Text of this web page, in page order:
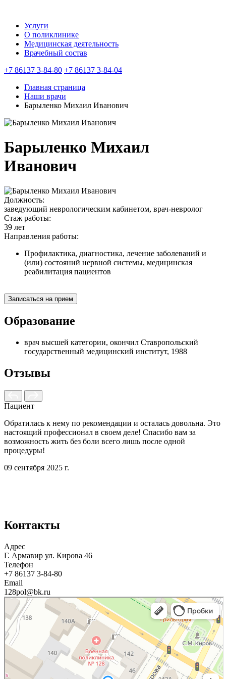
Услуги
О поликлинике
Медицинская деятельность
Врачебный состав
+7 86137 3‑84-80 +7 86137 3‑84-04
Главная страница
Наши врачи
Барыленко Михаил Иванович
Барыленко Михаил
Иванович
Должность:
заведующий неврологическим кабинетом, врач-невролог
Стаж работы:
39 лет
Направления работы:
Профилактика, диагностика, лечение заболеваний и
(или) состояний нервной системы, медицинская
реабилитация пациентов
Записаться на прием
Образование
врач высшей категории, окончил Ставропольский
государственный медицинский институт, 1988
Отзывы
Пациент
Обратилась к нему по рекомендации и осталась довольна. Это
настоящий профессионал в своем деле! Спасибо вам за
возможность жить без боли всего лишь после одной
процедуры!
09 сентября 2025 г.
Контакты
Адрес
Г. Армавир ул. Кирова 46
Телефон
+7 86137 3‑84-80
Email
128pol@bk.ru